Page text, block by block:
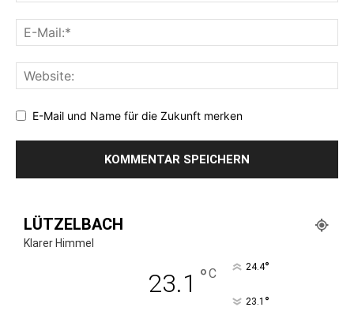
E-Mail und Name für die Zukunft merken
LÜTZELBACH
Klarer Himmel
23.1 °C 24.4°
23.1 °